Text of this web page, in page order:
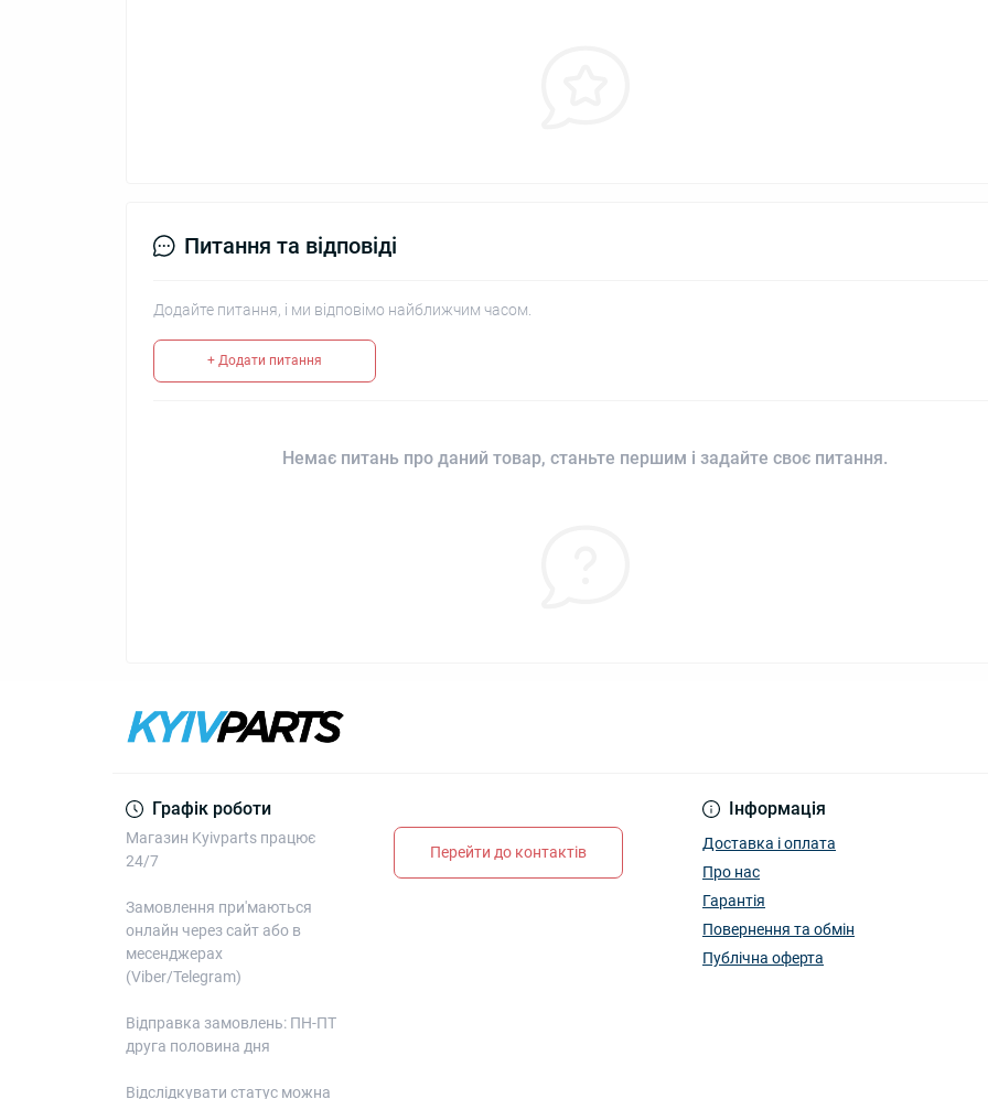
Питання та відповіді
Додайте питання, і ми відповімо найближчим часом.
+ Додати питання
Немає питань про даний товар, станьте першим і задайте своє питання.
Графік роботи
Магазин Kyivparts працює
24/7
Замовлення при'маються
онлайн через сайт або в
месенджерах
(Viber/Telegram)
Відправка замовлень: ПН-ПТ
друга половина дня
Відслідкувати статус можна
Перейти до контактів
Інформація
Доставка і оплата
Про нас
Гарантія
Повернення та обмін
Публічна оферта